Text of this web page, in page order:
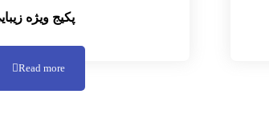
پکیج ویژه
Read more